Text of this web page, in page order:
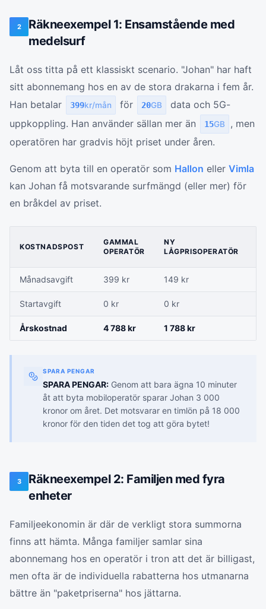
2
Räkneexempel 1: Ensamstående med
medelsurf
Låt oss titta på ett klassiskt scenario. "Johan" har haft
sitt abonnemang hos en av de stora drakarna i fem år.
Han betalar
399kr/mån för 20GB
data och 5G-
uppkoppling. Han använder sällan mer än
15GB
, men
operatören har gradvis höjt priset under åren.
Genom att byta till en operatör som Hallon eller Vimla
kan Johan få motsvarande surfmängd (eller mer) för
en bråkdel av priset.
KOSTNADSPOST
GAMMAL
OPERATÖR
NY
LÅGPRISOPERATÖR
Månadsavgift 399 kr 149 kr
Startavgift 0 kr 0 kr
Årskostnad 4 788 kr 1 788 kr
SPARA PENGAR
SPARA PENGAR: Genom att bara ägna 10 minuter
åt att byta mobiloperatör sparar Johan 3 000
kronor om året. Det motsvarar en timlön på 18 000
kronor för den tiden det tog att göra bytet!
3
Räkneexempel 2: Familjen med fyra
enheter
Familjeekonomin är där de verkligt stora summorna
finns att hämta. Många familjer samlar sina
abonnemang hos en operatör i tron att det är billigast,
men ofta är de individuella rabatterna hos utmanarna
bättre än "paketpriserna" hos jättarna.